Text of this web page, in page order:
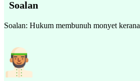
Soalan
Soalan: Hukum membunuh monyet